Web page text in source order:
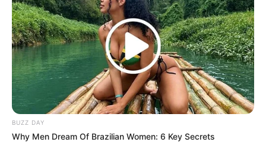
ไพ่ประจำวันของท่าน คือ ไพ่กรรมกำหนด
โชคลาภจะมาจากสัตว์เลี้ยง หรือความฝันวันนี้เรื่อง
ราวผลแห่งการกระทำในอดีต อาจกลับมาทำร้ายคุณ
ได้ การงานต้องกลับไปแก้ไขปัญหาจากงานเดิมๆ ใคร
ทำงานเป็นทีมไม่ได้รับความร่วมมือเท่าที่ควร ด้าน
การเงินยังคงจับต้องไม่ได้ นัดหมายไว้อาจต้องรอไป
ก่อน
BUZZ DAY
Why Men Dream Of Brazilian Women: 6 Key Secrets